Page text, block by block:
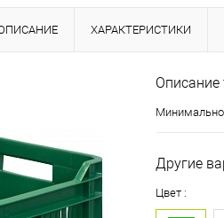
ХАРАКТЕРИСТИКИ
Описание
Другие
Цвет :